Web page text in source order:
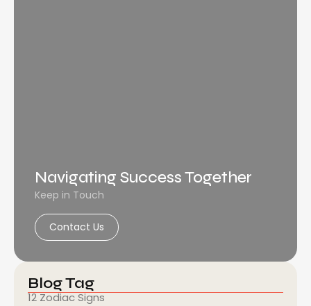
Navigating Success Together
Keep in Touch
Contact Us
Blog Tag
12 Zodiac Signs